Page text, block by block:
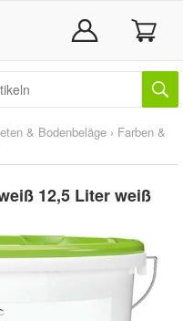
& Bodenbeläge › Farben &
12,5 Liter weiß